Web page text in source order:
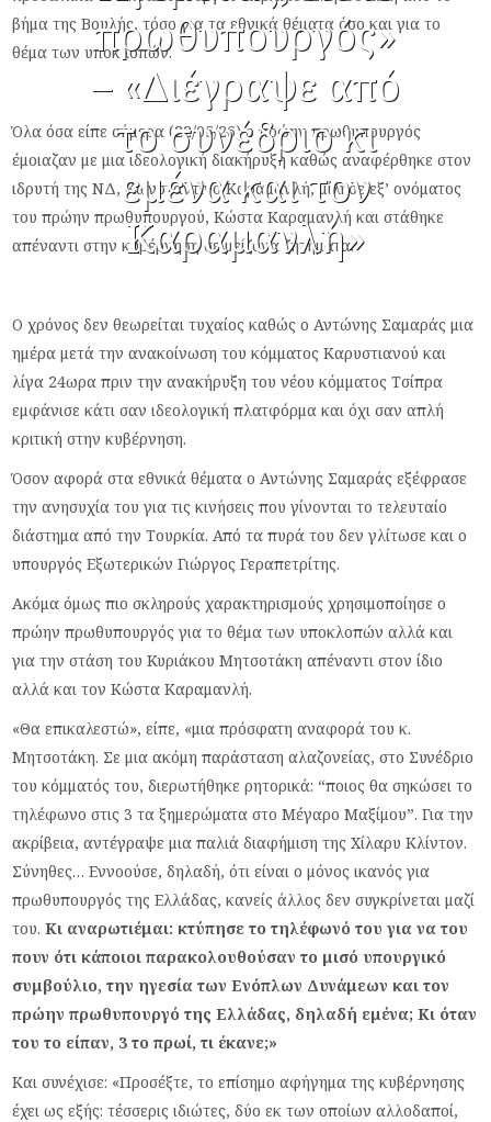
πρωθυπουργός»
– «Διέγραψε από
το συνέδριο κι
εμένα και τον
Καραμανλή»
βήμα της Βουλής, τόσο για τα εθνικά θέματα όσο και για το
θέμα των υποκλοπών.
Όλα όσα είπε σήμερα (22/05/26) ο πρώην πρωθυπουργός
έμοιαζαν με μια ιδεολογική διακήρυξη καθώς αναφέρθηκε στον
ιδρυτή της ΝΔ, Κωνσταντίνο Καραμανλή, μίλησε εξ’ ονόματος
του πρώην πρωθυπουργού, Κώστα Καραμανλή και στάθηκε
απέναντι στην κυβέρνηση σε μείζονα ζητήματα.
Ο χρόνος δεν θεωρείται τυχαίος καθώς ο Αντώνης Σαμαράς μια
ημέρα μετά την ανακοίνωση του κόμματος Καρυστιανού και
λίγα 24ωρα πριν την ανακήρυξη του νέου κόμματος Τσίπρα
εμφάνισε κάτι σαν ιδεολογική πλατφόρμα και όχι σαν απλή
κριτική στην κυβέρνηση.
Όσον αφορά στα εθνικά θέματα ο Αντώνης Σαμαράς εξέφρασε
την ανησυχία του για τις κινήσεις που γίνονται το τελευταίο
διάστημα από την Τουρκία. Από τα πυρά του δεν γλίτωσε και ο
υπουργός Εξωτερικών Γιώργος Γεραπετρίτης.
Ακόμα όμως πιο σκληρούς χαρακτηρισμούς χρησιμοποίησε ο
πρώην πρωθυπουργός για το θέμα των υποκλοπών αλλά και
για την στάση του Κυριάκου Μητσοτάκη απέναντι στον ίδιο
αλλά και τον Κώστα Καραμανλή.
«Θα επικαλεστώ», είπε, «μια πρόσφατη αναφορά του κ.
Μητσοτάκη. Σε μια ακόμη παράσταση αλαζονείας, στο Συνέδριο
του κόμματός του, διερωτήθηκε ρητορικά: “ποιος θα σηκώσει το
τηλέφωνο στις 3 τα ξημερώματα στο Μέγαρο Μαξίμου”. Για την
ακρίβεια, αντέγραψε μια παλιά διαφήμιση της Χίλαρυ Κλίντον.
Σύνηθες… Εννοούσε, δηλαδή, ότι είναι ο μόνος ικανός για
πρωθυπουργός της Ελλάδας, κανείς άλλος δεν συγκρίνεται μαζί
του.Κι αναρωτιέμαι: κτύπησε το τηλέφωνό του για να του
πουν ότι κάποιοι παρακολουθούσαν το μισό υπουργικό
συμβούλιο, την ηγεσία των Ενόπλων Δυνάμεων και τον
πρώην πρωθυπουργό της Ελλάδας, δηλαδή εμένα; Κι όταν
του το είπαν, 3 το πρωί, τι έκανε;»
Και συνέχισε: «Προσέξτε, το επίσημο αφήγημα της κυβέρνησης
έχει ως εξής: τέσσερις ιδιώτες, δύο εκ των οποίων αλλοδαποί,